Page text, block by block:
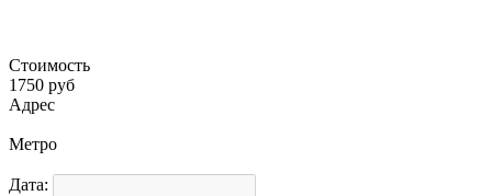
Стоимость
1750 руб
Адрес
Метро
Дата: